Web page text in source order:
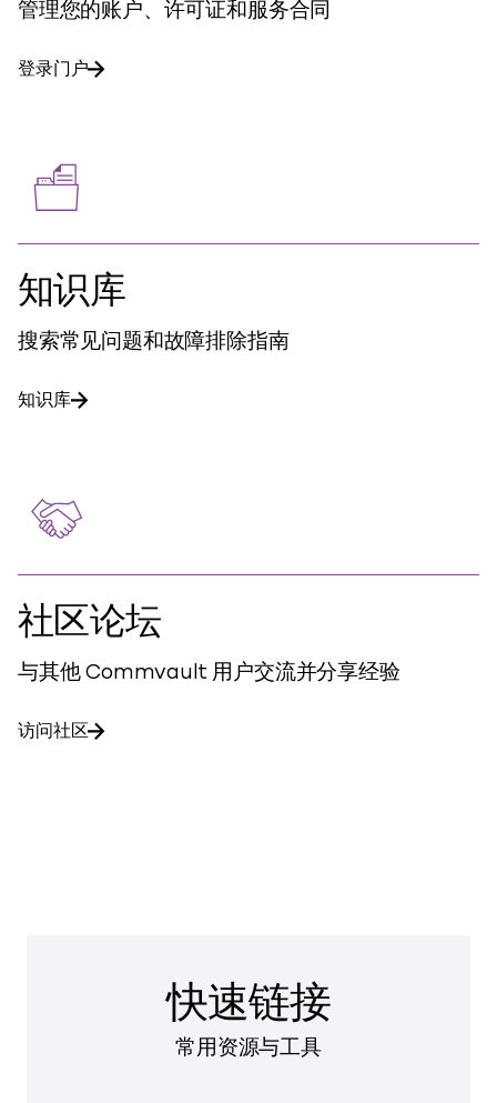
管理您的账户、许可证和服务合同
登录门户
知识库
搜索常见问题和故障排除指南
知识库
社区论坛
与其他 Commvault 用户交流并分享经验
访问社区
快速链接
常用资源与工具